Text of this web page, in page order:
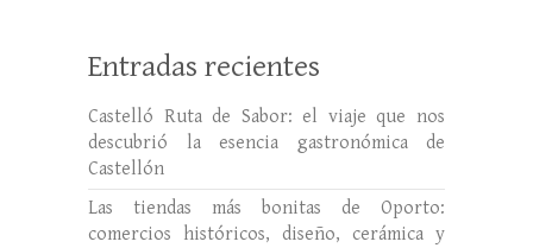
Entradas recientes
Castelló Ruta de Sabor: el viaje que nos
descubrió la esencia gastronómica de
Castellón
Las tiendas más bonitas de Oporto:
comercios históricos, diseño, cerámica y